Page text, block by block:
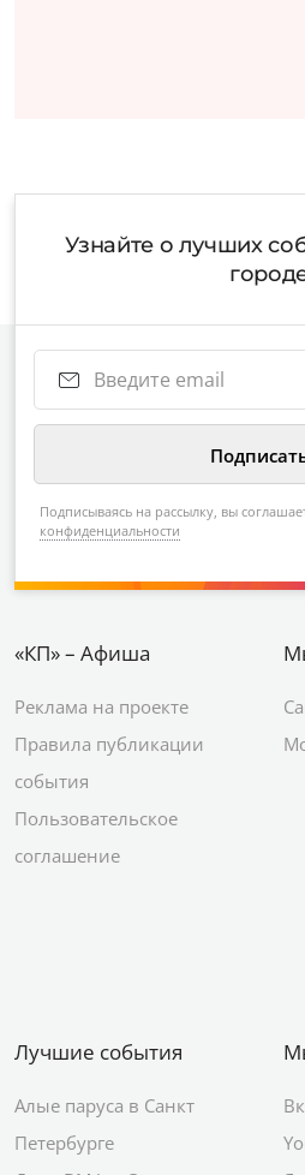
Узнайте о лучших
Подписываясь на рассылку, вы
конфиденциальности
«КП» – Афиша
Реклама на проекте
Правила публикации
события
Пользовательское
соглашение
Лучшие события
Алые паруса в Санкт
Петербурге